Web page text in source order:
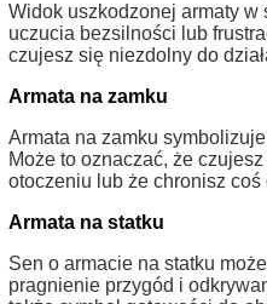
Widok uszkodzonej armaty w
uczucia bezsilności lub
czujesz się niezdolny do
Armata na zamku
Armata na zamku
Może to oznaczać, że
otoczeniu lub że chronisz
Armata na statku
Sen o armacie na statku
pragnienie przygód i